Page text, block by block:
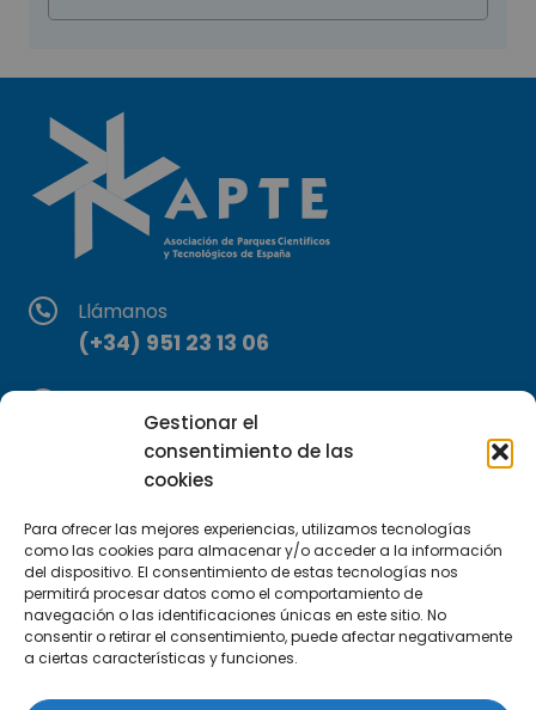
Gestionar el
consentimiento de las
cookies
Para ofrecer las mejores experiencias, utilizamos tecnologías
como las cookies para almacenar y/o acceder a la información
del dispositivo. El consentimiento de estas tecnologías nos
permitirá procesar datos como el comportamiento de
navegación o las identificaciones únicas en este sitio. No
consentir o retirar el consentimiento, puede afectar negativamente
a ciertas características y funciones.
Llámanos
(+34) 951 23 13 06
info@apte.org
Encuéntranos
C/Marie Curie, 35
29590 Campanillas, Málaga